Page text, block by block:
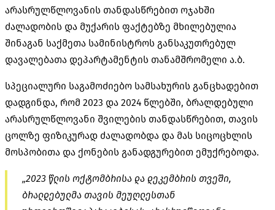
არასრულწლოვანის თანდასწრებით ოჯახში
ძალადობის და მუქარის ფაქტებზე მხილებულია
შინაგან საქმეთა სამინისტროს განსაკუთრებულ
დავალებათა დეპარტამენტის თანამშრომელი ა.ბ.
სპეციალური საგამოძიებო სამსახურის განცხადებით
დადგინდა, რომ 2023 და 2024 წლებში, ბრალდებული
არასრულწლოვანი შვილების თანდასწრებით, თავის
ცოლზე ფიზიკურად ძალადობდა და მას სიცოცხლის
მოსპობითა და ქონების განადგურებით ემუქრებოდა.
„2023 წლის ოქტომბრისა და დეკემბრის თვეში,
ბრალდებულმა თავის მეუღლესთან